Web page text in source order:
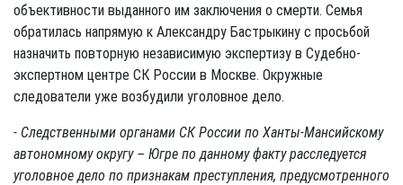
объективности выданного им заключения о смерти. Семья
обратилась напрямую к Александру Бастрыкину с просьбой
назначить повторную независимую экспертизу в Судебно-
экспертном центре СК России в Москве. Окружные
следователи уже возбудили уголовное дело.
- Следственными органами СК России по Ханты-Мансийскому
автономному округу – Югре по данному факту расследуется
уголовное дело по признакам преступления, предусмотренного